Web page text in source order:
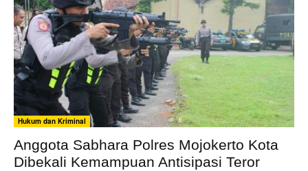
Hukum dan Kriminal
Anggota Sabhara Polres Mojokerto Kota
Dibekali Kemampuan Antisipasi Teror